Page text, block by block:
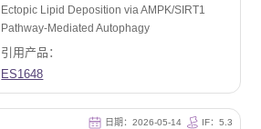
Ectopic Lipid Deposition via AMPK/SIRT1
Pathway-Mediated Autophagy
引用产品：
ES1648
IF：5.3
日期：2026-05-14